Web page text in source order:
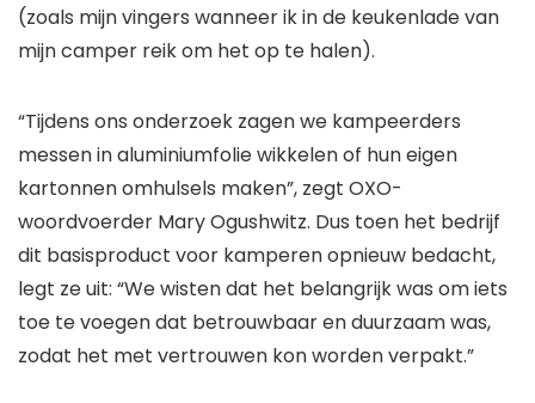
(zoals mijn vingers wanneer ik in de keukenlade van
mijn camper reik om het op te halen).
“Tijdens ons onderzoek zagen we kampeerders
messen in aluminiumfolie wikkelen of hun eigen
kartonnen omhulsels maken”, zegt OXO-
woordvoerder Mary Ogushwitz. Dus toen het bedrijf
dit basisproduct voor kamperen opnieuw bedacht,
legt ze uit: “We wisten dat het belangrijk was om iets
toe te voegen dat betrouwbaar en duurzaam was,
zodat het met vertrouwen kon worden verpakt.”